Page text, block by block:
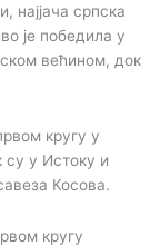
најјача српска
је победила у
већином, док
кругу у
у Истоку и
Косова.
кругу